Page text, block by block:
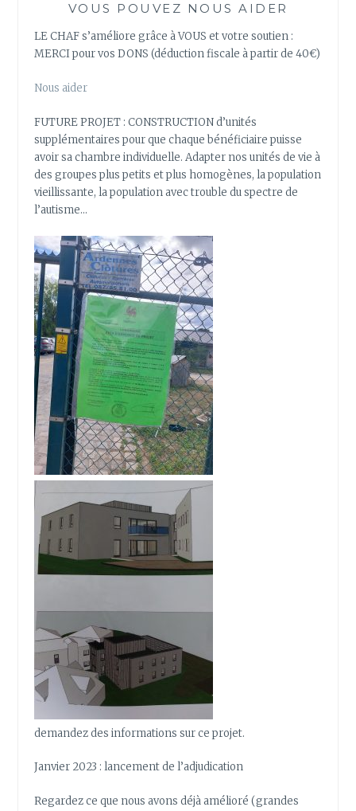
VOUS POUVEZ NOUS AIDER
LE CHAF s’améliore grâce à VOUS et votre soutien :
MERCI pour vos DONS (déduction fiscale à partir de 40€)
Nous aider
FUTURE PROJET : CONSTRUCTION d’unités
supplémentaires pour que chaque bénéficiaire puisse
avoir sa chambre individuelle. Adapter nos unités de vie à
des groupes plus petits et plus homogènes, la population
vieillissante, la population avec trouble du spectre de
l’autisme…
demandez des informations sur ce projet.
Janvier 2023 : lancement de l’adjudication
Regardez ce que nous avons déjà amélioré (grandes